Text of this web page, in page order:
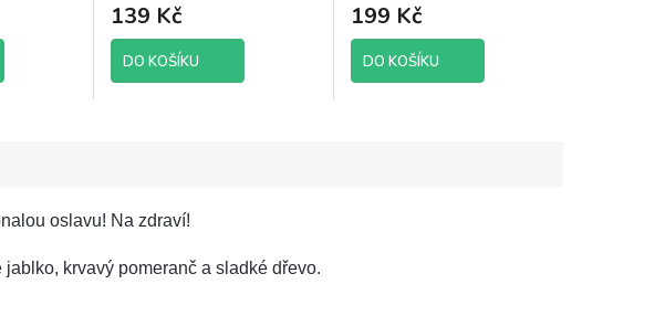
produktu
je
5,0
z
139 Kč
DO KOŠÍKU
199 Kč
DO KOŠÍKU
oslavu! Na zdraví!
krvavý pomeranč a sladké dřevo.